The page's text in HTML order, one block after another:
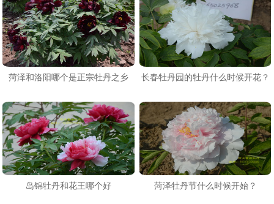
菏泽和洛阳哪个是正宗牡丹之乡 长春牡丹园的牡丹什么时候开花？
岛锦牡丹和花王哪个好 菏泽牡丹节什么时候开始？